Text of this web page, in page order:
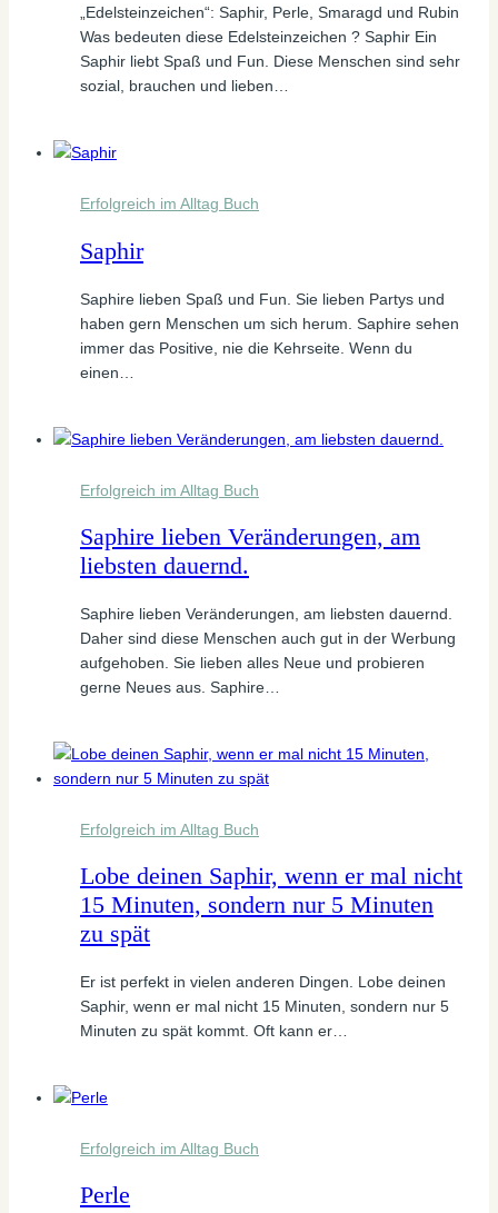
„Edelsteinzeichen“: Saphir, Perle, Smaragd und Rubin
Was bedeuten diese Edelsteinzeichen ? Saphir Ein
Saphir liebt Spaß und Fun. Diese Menschen sind sehr
sozial, brauchen und lieben…
Erfolgreich im Alltag Buch
Saphir
Saphire lieben Spaß und Fun. Sie lieben Partys und
haben gern Menschen um sich herum. Saphire sehen
immer das Positive, nie die Kehrseite. Wenn du
einen…
Erfolgreich im Alltag Buch
Saphire lieben Veränderungen, am
liebsten dauernd.
Saphire lieben Veränderungen, am liebsten dauernd.
Daher sind diese Menschen auch gut in der Werbung
aufgehoben. Sie lieben alles Neue und probieren
gerne Neues aus. Saphire…
Erfolgreich im Alltag Buch
Lobe deinen Saphir, wenn er mal nicht
15 Minuten, sondern nur 5 Minuten
zu spät
Er ist perfekt in vielen anderen Dingen. Lobe deinen
Saphir, wenn er mal nicht 15 Minuten, sondern nur 5
Minuten zu spät kommt. Oft kann er…
Erfolgreich im Alltag Buch
Perle